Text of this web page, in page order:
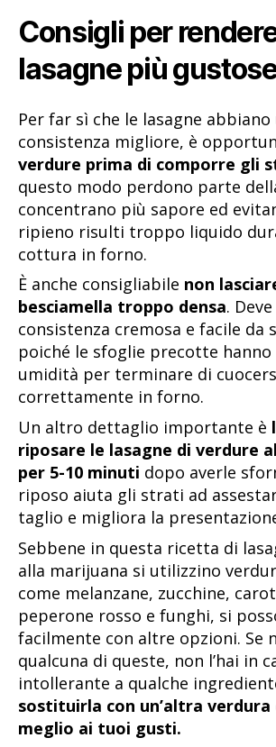
Consigli per
lasagne più
Per far sì che le lasagne abbiano
consistenza migliore, è
verdure prima di comporre gli
questo modo perdono parte
concentrano più sapore ed
ripieno risulti troppo liquido
cottura in forno.
È anche consigliabile non
besciamella troppo densa.
consistenza cremosa e facile da
poiché le sfoglie precotte
umidità per terminare di
correttamente in forno.
Un altro dettaglio importante è
riposare le lasagne di verdure
per 5-10 minuti dopo averle
riposo aiuta gli strati ad
taglio e migliora la
Sebbene in questa ricetta di
alla marijuana si utilizzino
come melanzane, zucchine,
peperone rosso e funghi, si
facilmente con altre opzioni. Se
qualcuna di queste, non l’hai in
intollerante a qualche
sostituirla con un’altra
meglio ai tuoi gusti.